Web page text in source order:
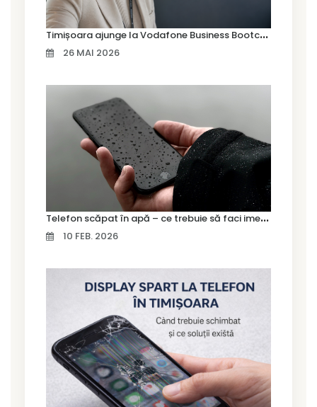
T
imișoara ajunge la Vodafone Business Bootcamp prin Marius Cermian de la Armour România
26 MAI 2026
T
elefon scăpat în apă – ce trebuie să faci imediat și ce greșeli să eviți
10 FEB. 2026